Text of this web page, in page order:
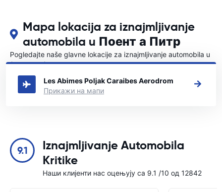
Mapa lokacija za iznajmljivanje
automobila u Поент а Питр
Pogledajte naše glavne lokacije za iznajmljivanje automobila u
{COUNTRI}
Les Abimes Poljak Caraibes Aerodrom
Прикажи на мапи
9.1
Iznajmljivanje Automobila
Kritike
Наши клијенти нас оцењују са 9.1 /10 од 12842